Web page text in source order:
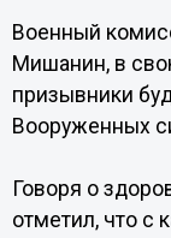
Военный
Мишанин, в
призывники
Вооруженных
Говоря о
отметил, что с